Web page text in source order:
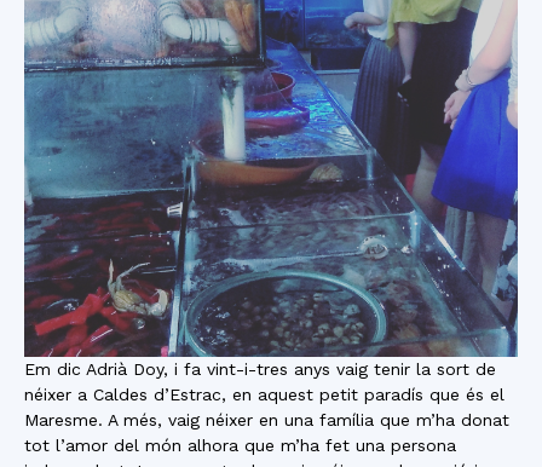
Em dic Adrià Doy, i fa vint-i-tres anys vaig tenir la sort de
néixer a Caldes d’Estrac, en aquest petit paradís que és el
Maresme. A més, vaig néixer en una família que m’ha donat
tot l’amor del món alhora que m’ha fet una persona